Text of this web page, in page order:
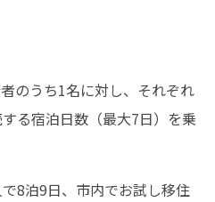
のうち1名に対し、それぞれ
る宿泊日数（最大7日）を乗
で8泊9日、市内でお試し移住